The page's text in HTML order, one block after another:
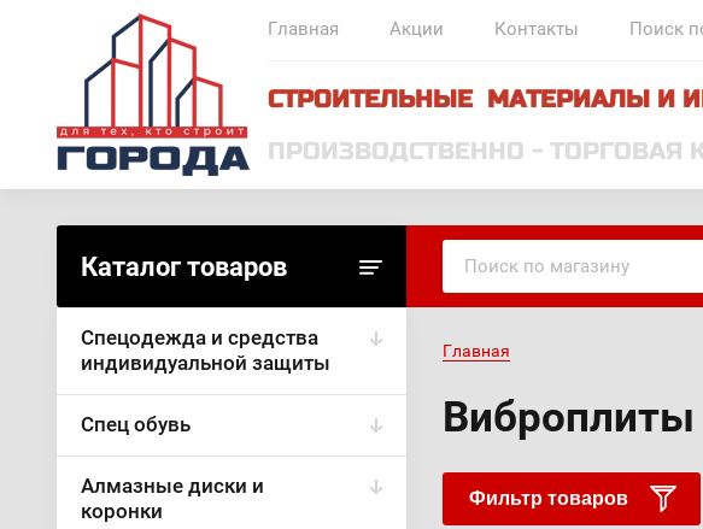
Главная Акции Контакты Поиск
СТРОИТЕЛЬНЫЕ МАТЕРИАЛЫ И
ПРОИЗВОДСТВЕННО - ТОРГОВАЯ
Каталог товаров
Спецодежда и средства
индивидуальной защиты
Спец обувь
Алмазные диски и
коронки
Главная
Виброплиты
Фильтр товаров